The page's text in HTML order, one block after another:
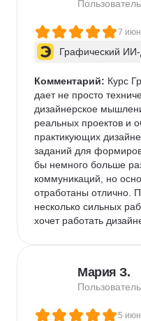
Пользователь
7
Графический
Комментарий: Курс
дает не просто
дизайнерское
реальных проектов и
практикующих
заданий для
бы немного больше
коммуникаций, но
отработаны отлично.
несколько сильных
хочет работать
Мария З.
Пользователь
5